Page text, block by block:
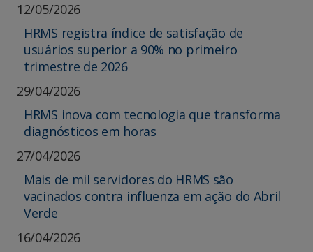
12/05/2026
HRMS registra índice de satisfação de
usuários superior a 90% no primeiro
trimestre de 2026
29/04/2026
HRMS inova com tecnologia que transforma
diagnósticos em horas
27/04/2026
Mais de mil servidores do HRMS são
vacinados contra influenza em ação do Abril
Verde
16/04/2026